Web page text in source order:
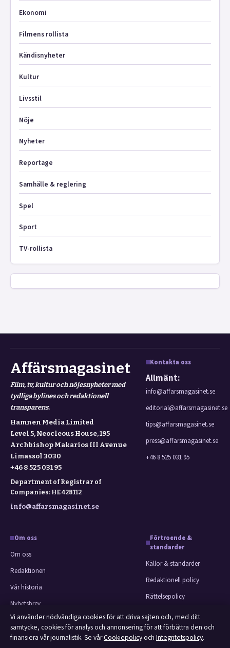
Ekonomi
Filmens rollista
Kändisnyheter
Kultur
Livsstil
Nöje
Nyheter
Reportage
Samhälle & reglering
Spel
Sport
TV-rollista
Affärsmagasinet
Film, tv, kultur och nöjesnyheter med
tydliga bylines och redaktionell
transparens.
Hamnen Media Limited
Level 5, Neocleous House, 195
Archbishop Makarios III Avenue
Limassol 3030
+46 8 525 031 95
Department of Registrar of
Companies: HE 428112
info@affarsmagasinet.se
Kontakta oss
Allmänt:
info@affarsmagasinet.se
editorial@affarsmagasinet.se
tips@affarsmagasinet.se
press@affarsmagasinet.se
+46 8 525 031 95
Om oss
Om oss
Redaktionen
Vår historia
Nyhetsbrev
Tipsa oss
Kontakt
Förtroende &
standarder
Källor & standarder
Redaktionell policy
Rättelsepolicy
Faktagranskningspolicy
Ägande & finansiering
Vi använder nödvändiga cookies för att driva sajten och, med ditt
samtycke, cookies för analys och annonsering för att förbättra den och
finansiera vår journalistik. Se vårCookiepolicyoch Integritetspolicy.